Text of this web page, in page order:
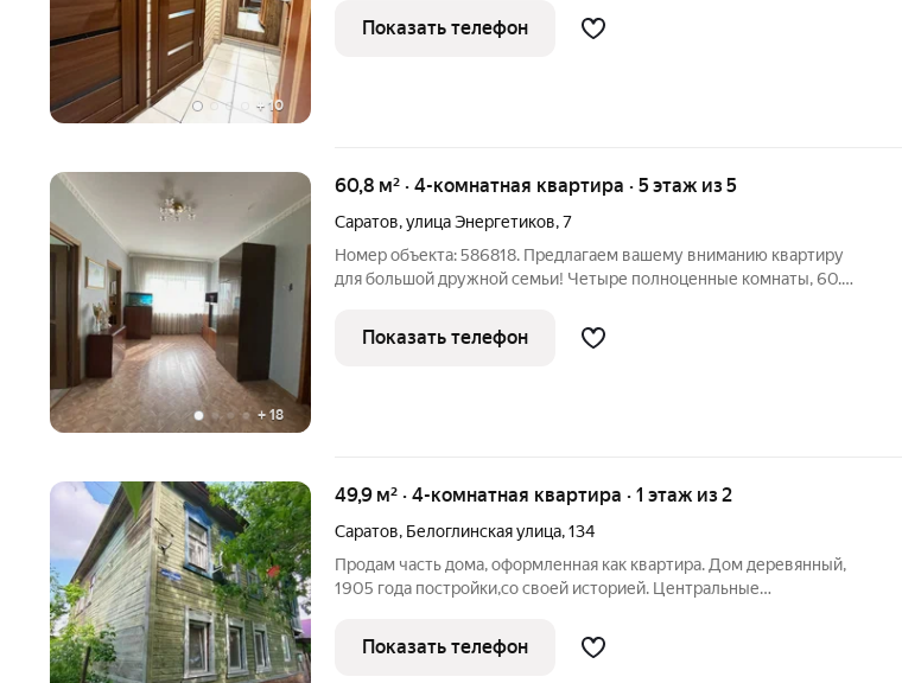
+ 10
косметический ремонт, все как на фото. Удобная планировка,
Показать телефон
+18
60,8 м² · 4-комнатная квартира · 5 этаж из 5
Саратов,улица Энергетиков,7
Номер объекта: 586818. Предлагаем вашему вниманию квартиру
для большой дружной семьи! Четыре полноценные комнаты, 60.8
доступной ценой и простором для большой семьи, где каждый
сможет найти свой
Показать телефон
49,9 м² · 4-комнатная квартира · 1 этаж из 2
Саратов, Белоглинская улица,134
Продам часть дома, оформленная как квартира. Дом деревянный,
1905 года постройки,со своей историей. Центральные
Арендные платежи не большие. Район с развитой
инфраструктурой! В шаговой
Показать телефон